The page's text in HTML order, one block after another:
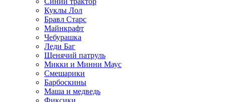
Куклы Лол
Бравл Старс
Майнкрафт
Чебурашка
Леди Баг
Щенячий патруль
Микки и Минни Маус
Смешарики
Барбоскины
Маша и медведь
Фиксики